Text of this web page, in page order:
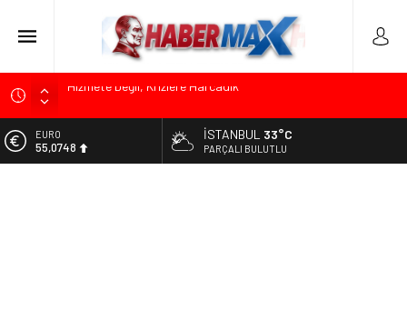
Edremit’te Kaymakam Ahmet Odabaş’a Duygu Dolu Veda
Tarihçi Yusuf Halaçoğlu’ndan TBMM’ye Sunulan Yasa Teklifine
Sert Eleştiri: “Osmanlı’nın Hukuk Anlayışının Gerisine
ALTIN
6.623,43
İSTANBUL 33°C
PARÇALI BULUTLU